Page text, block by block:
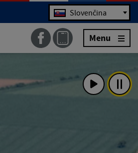
Jazyk Slovenčina
Menu